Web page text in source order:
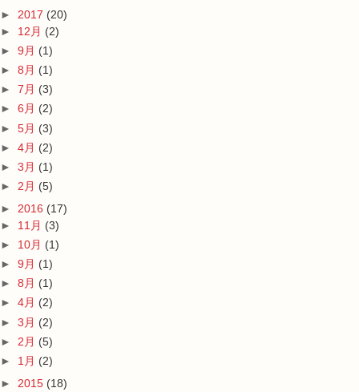
► 2017 (20)
► 12月 (2)
► 9月 (1)
► 8月 (1)
► 7月 (3)
► 6月 (2)
► 5月 (3)
► 4月 (2)
► 3月 (1)
► 2月 (5)
► 2016 (17)
► 11月 (3)
► 10月 (1)
► 9月 (1)
► 8月 (1)
► 4月 (2)
► 3月 (2)
► 2月 (5)
► 1月 (2)
► 2015 (18)